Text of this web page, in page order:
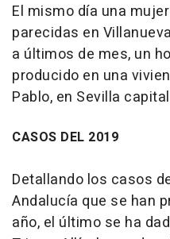
El mismo día una
parecidas en
a últimos de mes, un
producido en una
Pablo, en Sevilla
CASOS DEL 2019
Detallando los casos
Andalucía que se han
año, el último se ha